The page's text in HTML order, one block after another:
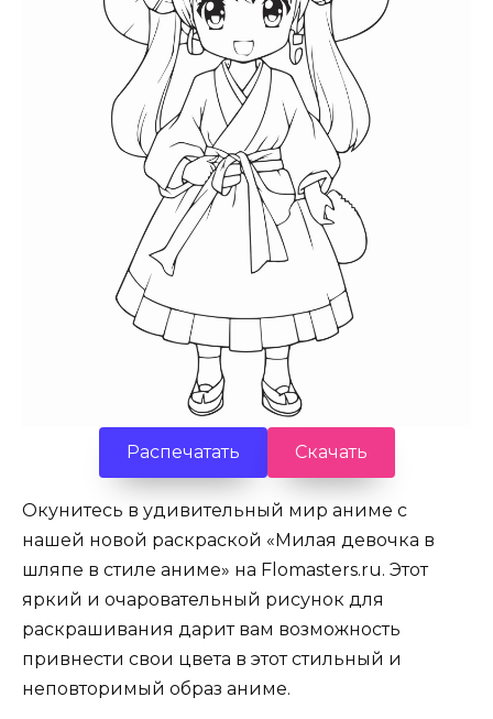
Распечатать Скачать
Окунитесь в удивительный мир аниме с
нашей новой раскраской «Милая девочка в
шляпе в стиле аниме» на Flomasters.ru. Этот
яркий и очаровательный рисунок для
раскрашивания дарит вам возможность
привнести свои цвета в этот стильный и
неповторимый образ аниме.